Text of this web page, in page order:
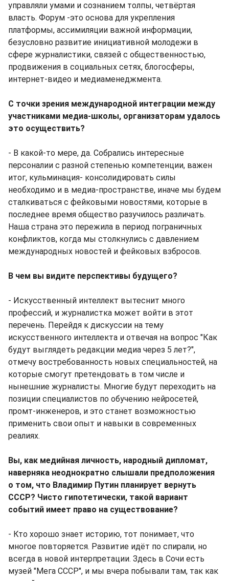
управляли умами и сознанием толпы, четвёртая
власть. Форум -это основа для укрепления
платформы, ассимиляции важной информации,
безусловно развитие инициативной молодежи в
сфере журналистики, связей с общественностью,
продвижения в социальных сетях, блогосферы,
интернет-видео и медиаменеджмента.
С точки зрения международной интеграции между
участниками медиа-школы, организаторам удалось
это осуществить?
- В какой-то мере, да. Собрались интересные
персоналии с разной степенью компетенции, важен
итог, кульминация- консолидировать силы
необходимо и в медиа-пространстве, иначе мы будем
сталкиваться с фейковыми новостями, которые в
последнее время общество разучилось различать.
Наша страна это пережила в период пограничных
конфликтов, когда мы столкнулись с давлением
международных новостей и фейковых взбросов.
В чем вы видите перспективы будущего?
- Искусственный интеллект вытеснит много
профессий, и журналистка может войти в этот
перечень. Перейдя к дискуссии на тему
искусственного интеллекта и отвечая на вопрос "Как
будут выглядеть редакции медиа через 5 лет?",
отмечу востребованность новых специальностей, на
которые смогут претендовать в том числе и
нынешние журналисты. Многие будут переходить на
позиции специалистов по обучению нейросетей,
промт-инженеров, и это станет возможностью
применить свои опыт и навыки в современных
реалиях.
Вы, как медийная личность, народный дипломат,
наверняка неоднократно слышали предположения
о том, что Владимир Путин планирует вернуть
СССР? Чисто гипотетически, такой вариант
событий имеет право на существование?
- Кто хорошо знает историю, тот понимает, что
многое повторяется. Развитие идёт по спирали, но
всегда в новой интерпретации. Здесь в Сочи есть
музей "Мега СССР", и мы вчера побывали там, так как